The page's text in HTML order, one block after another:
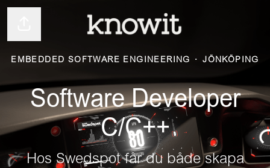
EMBEDDED SOFTWARE ENGINEERING · JÖNKÖPING
Software Developer
C/C++
Hos Swedspot får du både skapa